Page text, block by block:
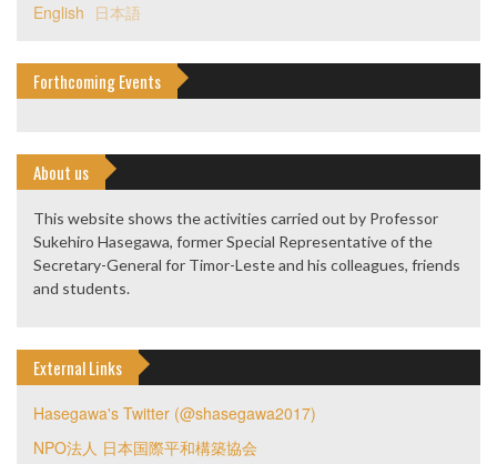
English 日本語
Forthcoming Events
About us
This website shows the activities carried out by Professor
Sukehiro Hasegawa, former Special Representative of the
Secretary-General for Timor-Leste and his colleagues, friends
and students.
External Links
Hasegawa's Twitter (@shasegawa2017)
NPO法人 日本国際平和構築協会